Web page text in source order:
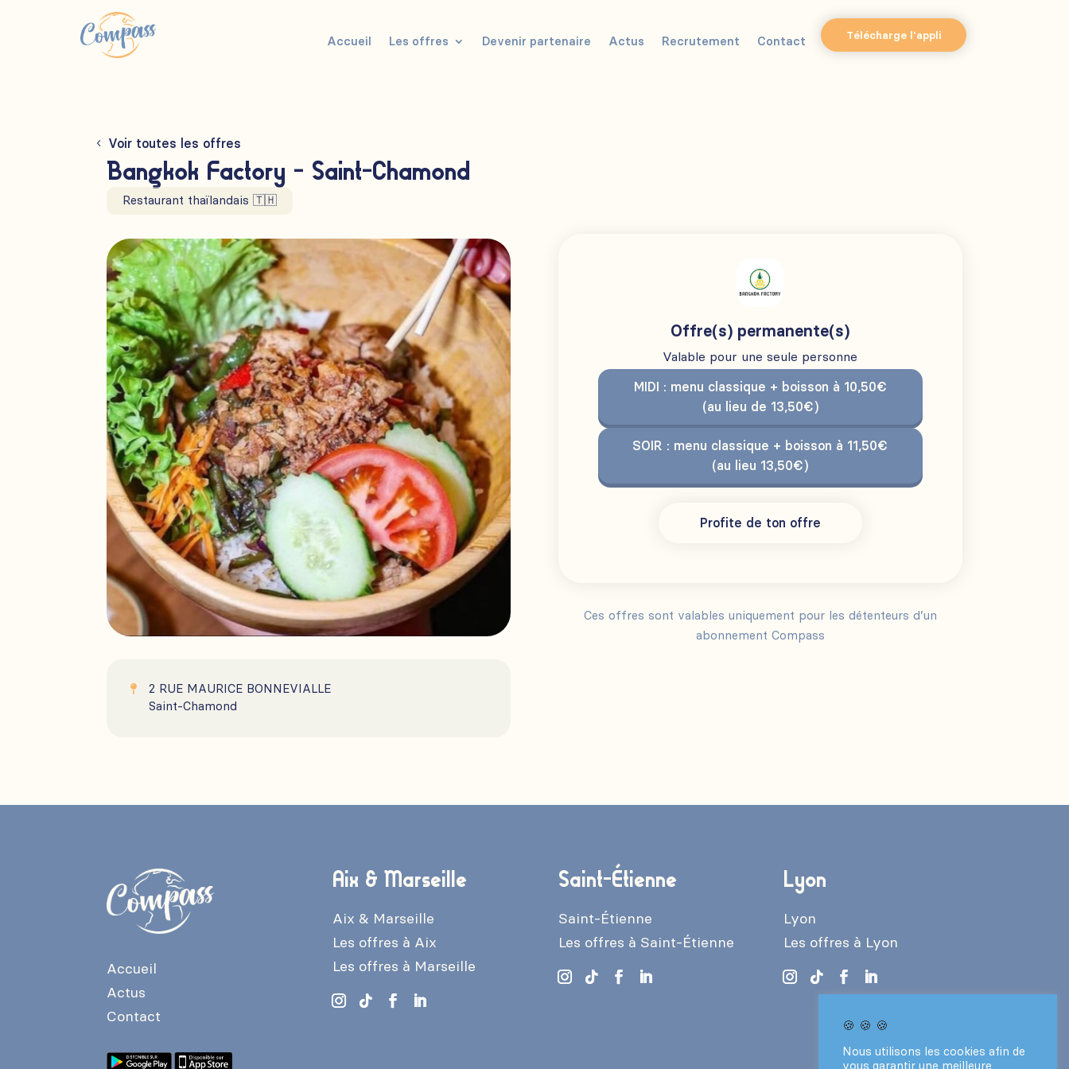
Accueil Les offres Devenir partenaire Actus Recrutement Contact Télécharge l'appli
Voir toutes les offres
Bangkok Factory - Saint-Chamond
Restaurant thaïlandais 🇹🇭
 2 RUE MAURICE BONNEVIALLE
Saint-Chamond
Offre(s) permanente(s)
Valable pour une seule personne
MIDI : menu classique + boisson à 10,50€
(au lieu de 13,50€)
SOIR : menu classique + boisson à 11,50€
(au lieu 13,50€)
Profite de ton offre
Ces offres sont valables uniquement pour les détenteurs d’un
abonnement Compass
Accueil
Actus
Contact
Aix & Marseille
Aix & Marseille
Les offres à Aix
Les offres à Marseille
Saint-Étienne
Saint-Étienne
Les offres à Saint-Étienne
Lyon
Lyon
Les offres à Lyon
🍪 🍪 🍪
Nous utilisons les cookies afin de
vous garantir une meilleure